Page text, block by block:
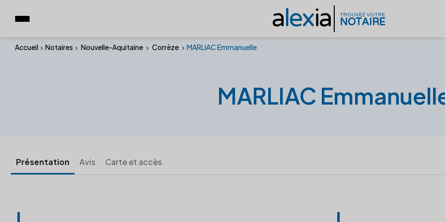
alexia TROUVEZ VOTRE
NOTAIRE
Accueil Notaires Nouvelle-Aquitaine Corrèze MARLIAC Emmanuelle
MARLIAC
Présentation Avis Carte et accès